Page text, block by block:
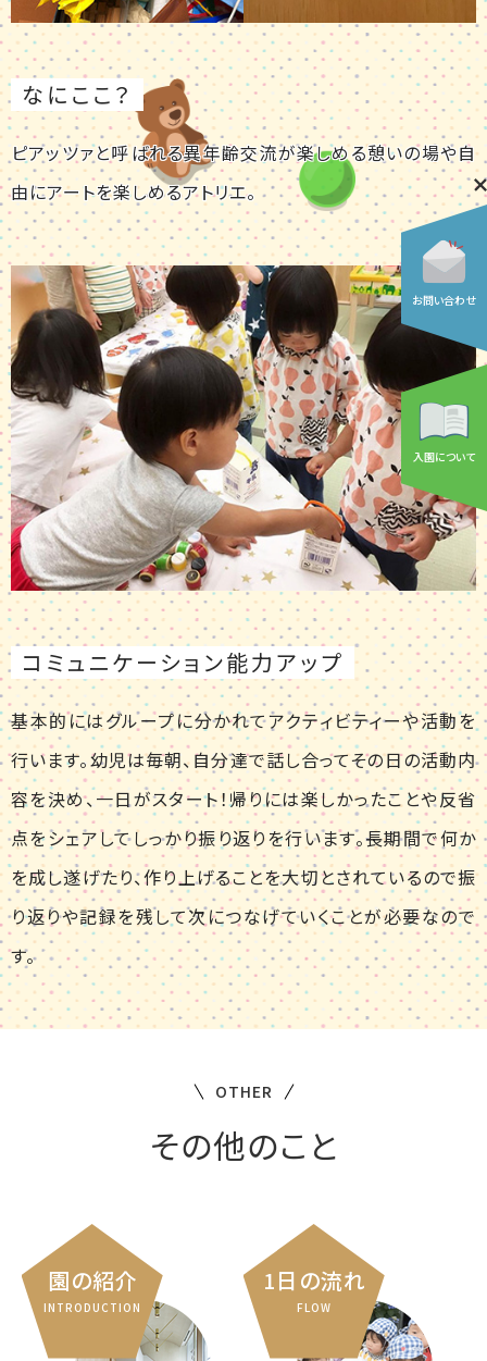
なにここ？
ピアッツァと呼ばれる異年齢交流が楽しめる憩いの場や自
由にアートを楽しめるアトリエ。
コミュニケーション能力アップ
基本的にはグループに分かれてアクティビティーや活動を
行います。幼児は毎朝、自分達で話し合ってその日の活動内
容を決め、一日がスタート！帰りには楽しかったことや反省
点をシェアしてしっかり振り返りを行います。長期間で何か
を成し遂げたり、作り上げることを大切とされているので振
り返りや記録を残して次につなげていくことが必要なので
す。
OTHER
その他のこと
園の紹介
INTRODUCTION
1日の流れ
FLOW
お問い合わせ
入園について